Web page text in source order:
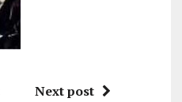
Next post